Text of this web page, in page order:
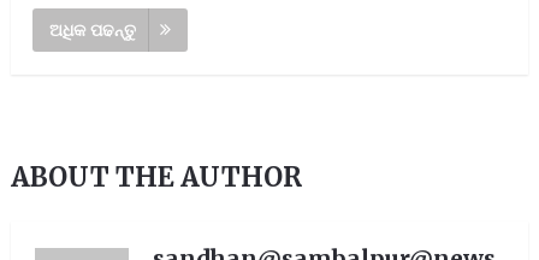
ଅଧିକ ପଢନ୍ତୁ
ABOUT THE AUTHOR